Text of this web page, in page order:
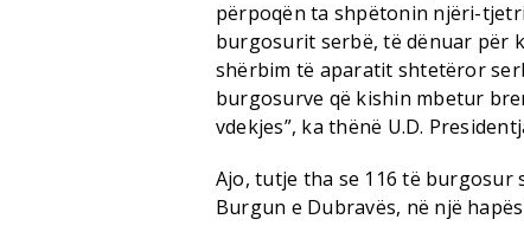
përpoqën ta shpëtonin njëri-
burgosurit serbë, të dënuar për
shërbim të aparatit shtetëror
burgosurve që kishin mbetur
vdekjes”, ka thënë U.D.
Ajo, tutje tha se 116 të burgosur
Burgun e Dubravës, në një